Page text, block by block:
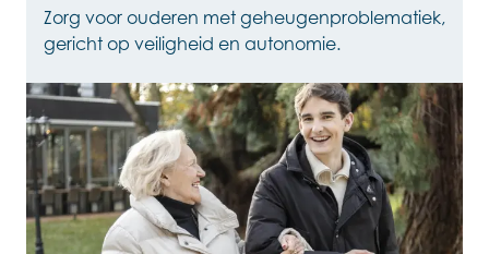
Zorg voor ouderen met geheugenproblematiek,
gericht op veiligheid en autonomie.